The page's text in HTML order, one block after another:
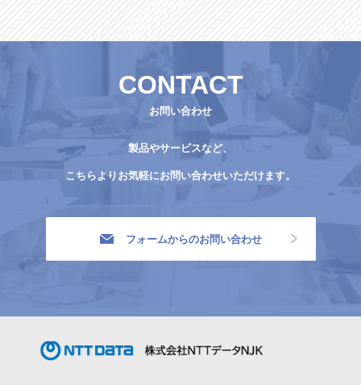
CONTACT
お問い合わせ
製品やサービスなど、
こちらよりお気軽にお問い合わせいただけます。
フォームからのお問い合わせ